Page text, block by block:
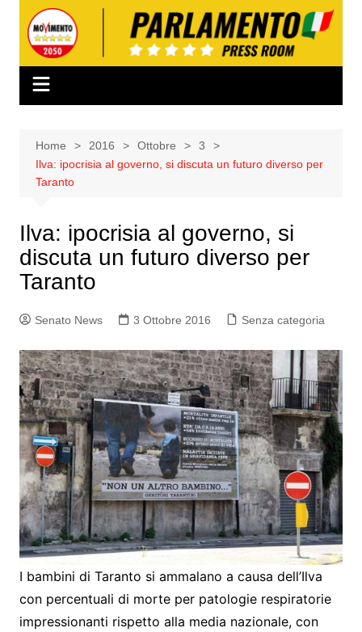
contenuto
Home 2016 Ottobre
3
Ilva: ipocrisia al governo, si discuta un futuro diverso per
Taranto
Ilva: ipocrisia al governo, si
discuta un futuro diverso per
Taranto
Senato News 3 Ottobre 2016 Senza categoria
I bambini di Taranto si ammalano a causa dell’Ilva
con percentuali di morte per patologie respiratorie
impressionanti rispetto alla media nazionale, con